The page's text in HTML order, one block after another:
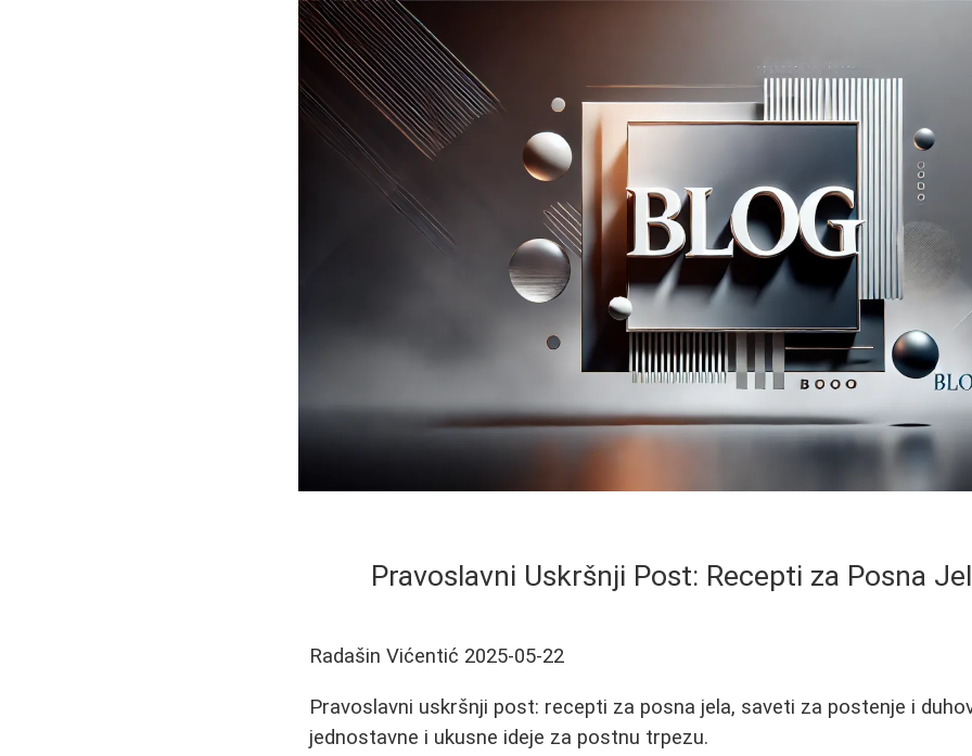
Pravoslavni Uskršnji Post: Recepti za Posna
Radašin Vićentić 2025-05-22
Pravoslavni uskršnji post: recepti za posna jela, saveti za postenje i
jednostavne i ukusne ideje za postnu trpezu.